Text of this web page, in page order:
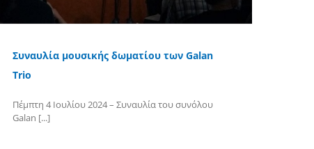
Συναυλία μουσικής δωματίου των Galan
Trio
Πέμπτη 4 Ιουλίου 2024 – Συναυλία τoυ συνόλου
Galan [...]